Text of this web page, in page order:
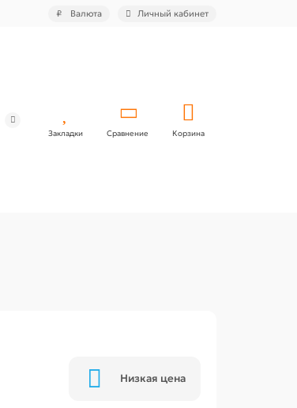
₽ Валюта Личный кабинет
Закладки Сравнение Корзина
Низкая цена